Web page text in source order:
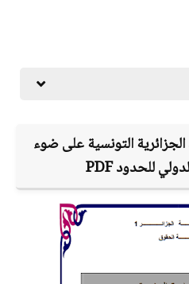
التونسية على ضوء
للحدودPDF